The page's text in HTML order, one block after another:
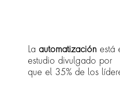
La automatizaciónestá
estudio divulgado por
que el 35% de los